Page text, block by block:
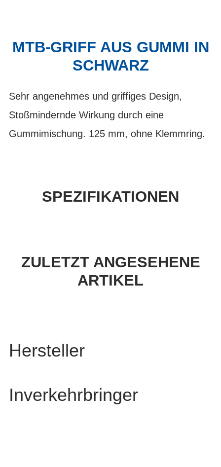
MTB-GRIFF AUS GUMMI IN
SCHWARZ
Sehr angenehmes und griffiges Design,
Stoßmindernde Wirkung durch eine
Gummimischung. 125 mm, ohne Klemmring.
SPEZIFIKATIONEN
ZULETZT ANGESEHENE
ARTIKEL
Hersteller
Inverkehrbringer